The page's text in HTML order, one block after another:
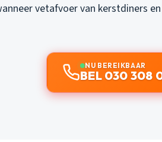
vetafvoer van kerstdiners
NU BEREIKBAAR
BEL 030 308